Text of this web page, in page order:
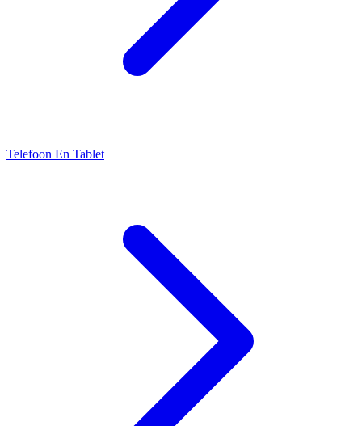
Telefoon En Tablet